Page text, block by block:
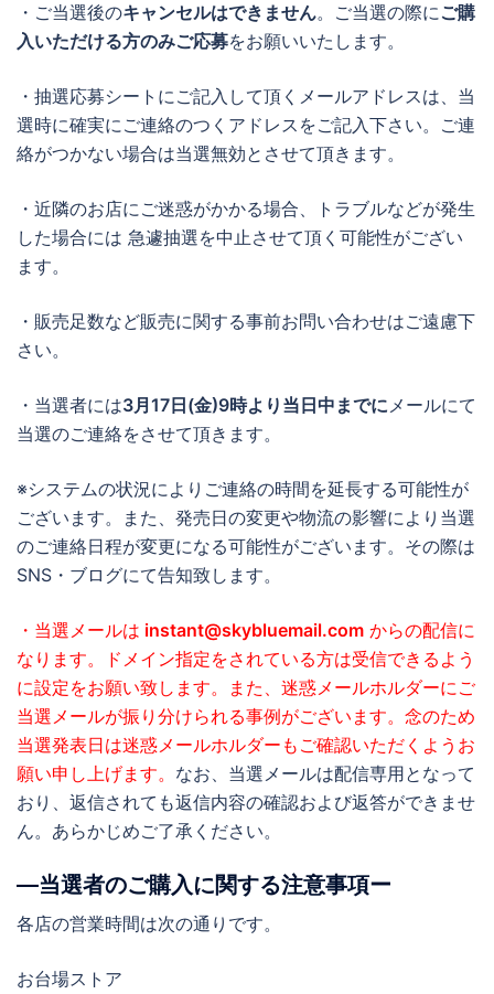
・ご当選後のキャンセルはできません。ご当選の際にご購
入いただける方のみご応募をお願いいたします。
・抽選応募シートにご記入して頂くメールアドレスは、当
選時に確実にご連絡のつくアドレスをご記入下さい。ご連
絡がつかない場合は当選無効とさせて頂きます。
・近隣のお店にご迷惑がかかる場合、トラブルなどが発生
した場合には 急遽抽選を中止させて頂く可能性がござい
ます。
・販売足数など販売に関する事前お問い合わせはご遠慮下
さい。
・当選者には3月17日(金)9時より当日中までにメールにて
当選のご連絡をさせて頂きます。
※システムの状況によりご連絡の時間を延長する可能性が
ございます。また、発売日の変更や物流の影響により当選
のご連絡日程が変更になる可能性がございます。その際は
SNS・ブログにて告知致します。
・当選メールは instant@skybluemail.com からの配信に
なります。ドメイン指定をされている方は受信できるよう
に設定をお願い致します。また、迷惑メールホルダーにご
当選メールが振り分けられる事例がございます。念のため
当選発表日は迷惑メールホルダーもご確認いただくようお
願い申し上げます。 なお、当選メールは配信専用となって
おり、返信されても返信内容の確認および返答ができませ
ん。あらかじめご了承ください。
―当選者のご購入に関する注意事項ー
各店の営業時間は次の通りです。
お台場ストア